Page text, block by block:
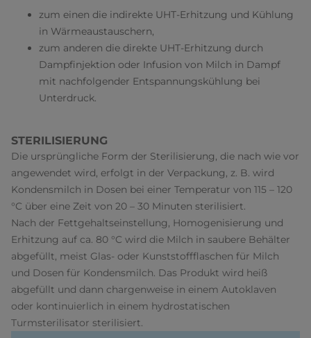
zum einen die indirekte UHT-Erhitzung und Kühlung
in Wärmeaustauschern,
zum anderen die direkte UHT-Erhitzung durch
Dampfinjektion oder Infusion von Milch in Dampf
mit nachfolgender Entspannungskühlung bei
Unterdruck.
STERILISIERUNG
Die ursprüngliche Form der Sterilisierung, die nach wie vor
angewendet wird, erfolgt in der Verpackung, z. B. wird
Kondensmilch in Dosen bei einer Temperatur von 115 – 120
°C über eine Zeit von 20 – 30 Minuten sterilisiert.
Nach der Fettgehaltseinstellung, Homogenisierung und
Erhitzung auf ca. 80 °C wird die Milch in saubere Behälter
abgefüllt, meist Glas- oder Kunststoffflaschen für Milch
und Dosen für Kondensmilch. Das Produkt wird heiß
abgefüllt und dann chargenweise in einem Autoklaven
oder kontinuierlich in einem hydrostatischen
Turmsterilisator sterilisiert.